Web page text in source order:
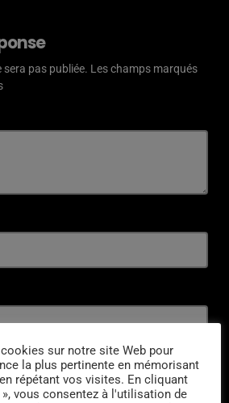
sera pas publiée. Les champs marqués
sur notre site Web pour
la plus pertinente en mémorisant
répétant vos visites. En cliquant
vous consentez à l'utilisation de